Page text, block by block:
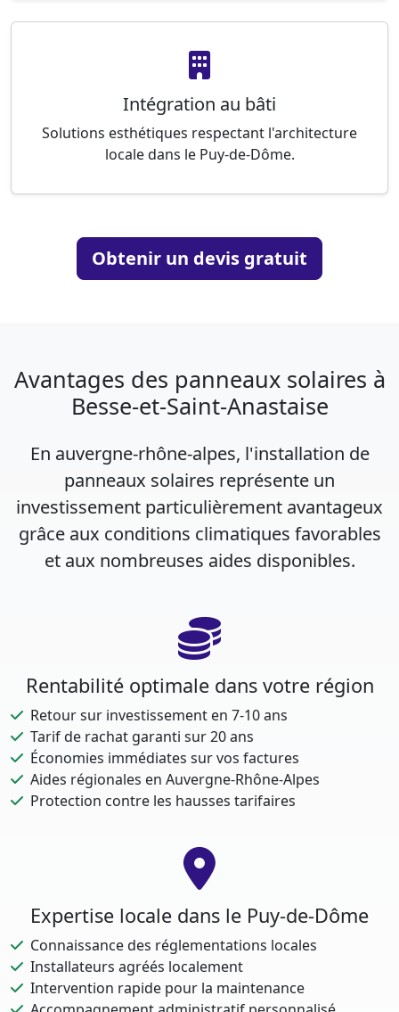
Intégration au bâti
Solutions esthétiques respectant l'architecture
locale dans le Puy-de-Dôme.
Obtenir un devis gratuit
Avantages des panneaux solaires à
Besse-et-Saint-Anastaise
En auvergne-rhône-alpes, l'installation de
panneaux solaires représente un
investissement particulièrement avantageux
grâce aux conditions climatiques favorables
et aux nombreuses aides disponibles.
Rentabilité optimale dans votre région
Retour sur investissement en 7-10 ans
Tarif de rachat garanti sur 20 ans
Économies immédiates sur vos factures
Aides régionales en Auvergne-Rhône-Alpes
Protection contre les hausses tarifaires
Expertise locale dans le Puy-de-Dôme
Connaissance des réglementations locales
Installateurs agréés localement
Intervention rapide pour la maintenance